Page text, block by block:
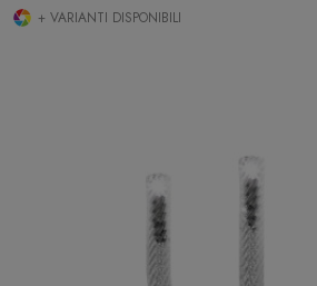
+ VARIANTI DISPONIBILI